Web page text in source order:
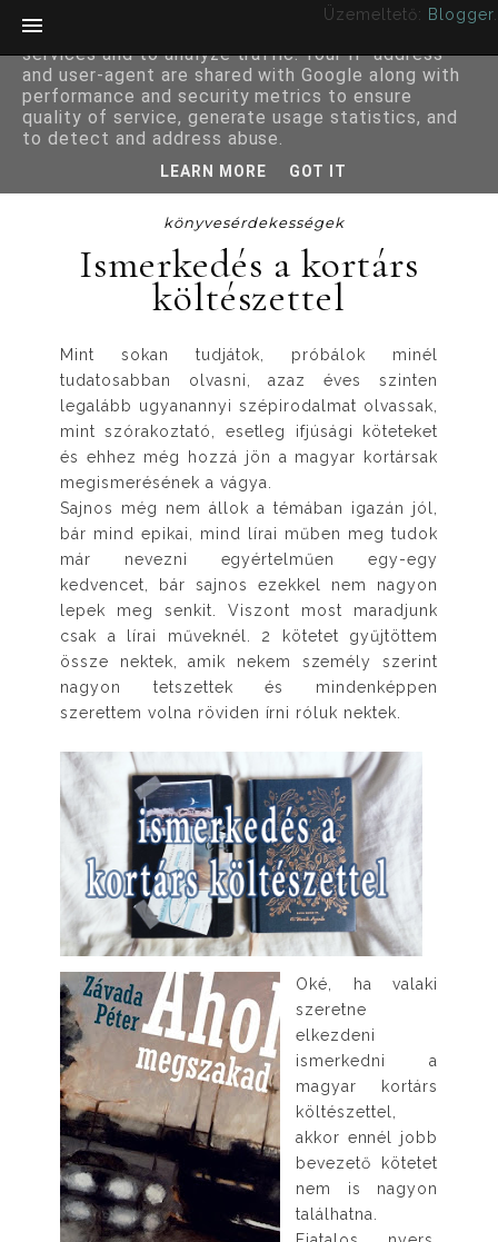
Üzemeltető: Blogger
könyvesérdekességek
Ismerkedés a kortárs
költészettel
Mint sokan tudjátok, próbálok minél
tudatosabban olvasni, azaz éves szinten
legalább ugyanannyi szépirodalmat olvassak,
mint szórakoztató, esetleg ifjúsági köteteket
és ehhez még hozzá jön a magyar kortársak
megismerésének a vágya.
Sajnos még nem állok a témában igazán jól,
bár mind epikai, mind lírai műben meg tudok
már nevezni egyértelműen egy-egy
kedvencet, bár sajnos ezekkel nem nagyon
lepek meg senkit. Viszont most maradjunk
csak a lírai műveknél. 2 kötetet gyűjtöttem
össze nektek, amik nekem személy szerint
nagyon tetszettek és mindenképpen
szerettem volna röviden írni róluk nektek.
Oké, ha valaki
szeretne
elkezdeni
ismerkedni a
magyar kortárs
költészettel,
akkor ennél jobb
bevezető kötetet
nem is nagyon
találhatna.
This site uses cookies from Google to deliver its
services and to analyze traffic. Your IP address
and user-agent are shared with Google along with
performance and security metrics to ensure
quality of service, generate usage statistics, and
to detect and address abuse.
LEARN MORE GOT IT